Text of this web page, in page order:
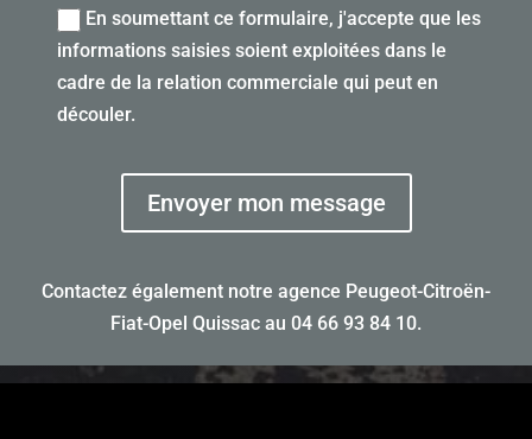
En soumettant ce formulaire, j'accepte que les
informations saisies soient exploitées dans le
cadre de la relation commerciale qui peut en
découler.
Envoyer mon message
Contactez également notre agence Peugeot-Citroën-
Fiat-Opel Quissac au 04 66 93 84 10.